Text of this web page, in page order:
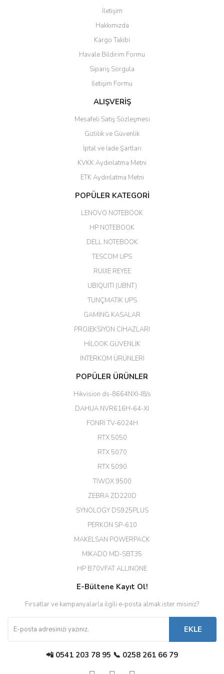
güzel paketlenmiş ama yanında
ile 24 izlenmektedir diye küçük
bir tabela olsa daha hoş
hızlı güvenli bir alışveriş oldu
Yalçın Kaya | 20/06/2026
ahmet yiğit | 29/04/2026
Aldığım ürün kapalı kutu teslim
edildi. Teşekkür ederim.
GÜRKAN KETHÜDAOĞLU |
Her şey için teşekkür ederim çok
Erdal Cingöz | 07/02/2026
Başarılı. Bu vasıfta bir ürünü bu
kadar uygun fiyata bulabilmek
büyük şans. Güvenliticaret
(HIKVISION DS-3E0326P-E/M(B)
EROL ÇAKMAK | 26/12/2025
Diğer yorumları göster
İletişim
Hakkımızda
Kargo Takibi
Havale Bildirim Formu
Sipariş Sorgula
İletişim Formu
ALIŞVERİŞ
Mesafeli Satış Sözleşmesi
Gizlilik ve Güvenlik
İptal ve İade Şartları
KVKK Aydınlatma Metni
ETK Aydınlatma Metni
POPÜLER KATEGORİ
LENOVO NOTEBOOK
HP NOTEBOOK
DELL NOTEBOOK
TESCOM UPS
RUIJIE REYEE
UBIQUITI (UBNT)
TUNÇMATİK UPS
GAMİNG KASALAR
PROJEKSİYON CİHAZLARI
HİLOOK GÜVENLİK
İNTERKOM ÜRÜNLERİ
POPÜLER ÜRÜNLER
Hikvision ds-8664NXI-I8/s
DAHUA NVR616H-64-XI
FONRİ TV-6024H
RTX 5050
RTX 5070
RTX 5090
TİWOX 9500
ZEBRA ZD220D
SYNOLOGY DS925PLUS
PERKON SP-610
MAKELSAN POWERPACK
MIKADO MD-SBT35
HP B70VFAT ALLINONE
E-Bültene Kayıt Ol!
Fırsatlar ve kampanyalarla ilgili e-posta almak ister misiniz?
EKLE
📲 0541 203 78 95 📞 0258 261 66 79